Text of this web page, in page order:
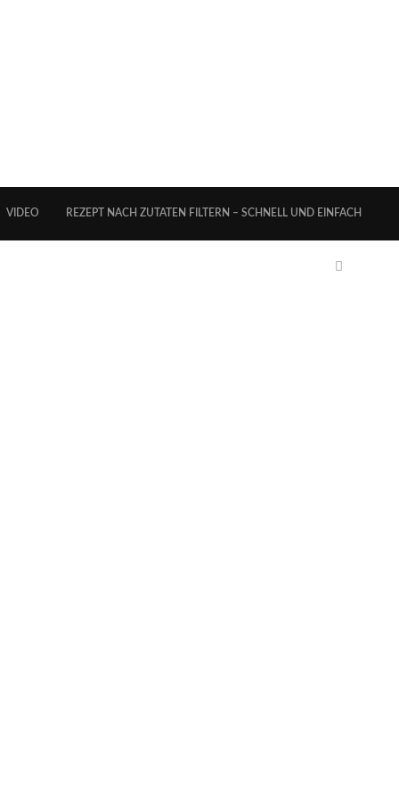
VIDEO REZEPT NACH ZUTATEN FILTERN – SCHNELL UND EINFACH